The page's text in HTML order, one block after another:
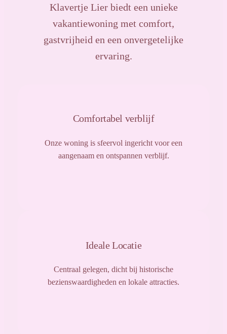
Klavertje Lier biedt een unieke
vakantiewoning met comfort,
gastvrijheid en een onvergetelijke
ervaring.
Comfortabel verblijf
Onze woning is sfeervol ingericht voor een
aangenaam en ontspannen verblijf.
Ideale Locatie
Centraal gelegen, dicht bij historische
bezienswaardigheden en lokale attracties.